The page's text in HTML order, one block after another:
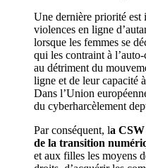
Une dernière priorité est
violences en ligne
lorsque les femmes se
qui les contraint à
au détriment du
ligne et de leur capacité
Dans l’Union
du cyberharcèlement
Par conséquent, la
de la transition
et aux filles les moyens